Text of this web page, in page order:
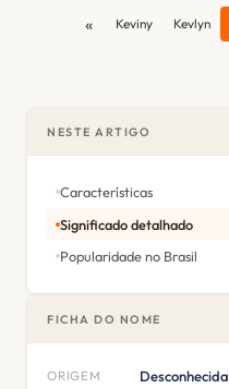
« Keviny Kevlyn
NESTE ARTIGO
Características
Significado detalhado
Popularidade no Brasil
FICHA DO NOME
ORIGEM Desconhecida